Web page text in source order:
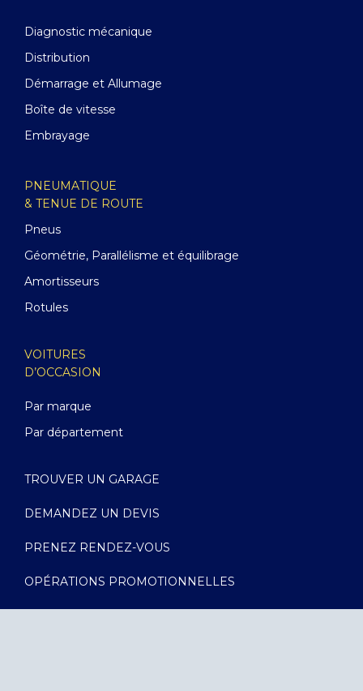
Diagnostic mécanique
Distribution
Démarrage et Allumage
Boîte de vitesse
Embrayage
PNEUMATIQUE
& TENUE DE ROUTE
Pneus
Géométrie, Parallélisme et équilibrage
Amortisseurs
Rotules
VOITURES
D’OCCASION
Par marque
Par département
TROUVER UN GARAGE
DEMANDEZ UN DEVIS
PRENEZ RENDEZ-VOUS
OPÉRATIONS PROMOTIONNELLES